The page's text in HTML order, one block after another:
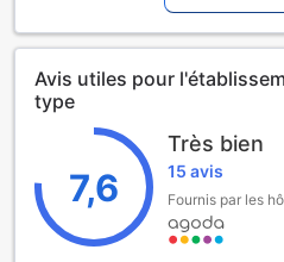
facilement sur les sites
incomparables dans cet
d'assurer un confort optimal à
propose, entre autres, petit
Toutes les chambres ont été
confort des hôtes. La plupart
d'une gamme d'équipements
détecteur de fumée, internet
Avis utiles pour
type
7,6
Très bien
15 avis
Fournis par les